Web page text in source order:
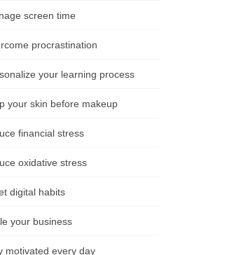
screen time
procrastination
your learning process
your skin before makeup
financial stress
oxidative stress
digital habits
your business
motivated every day